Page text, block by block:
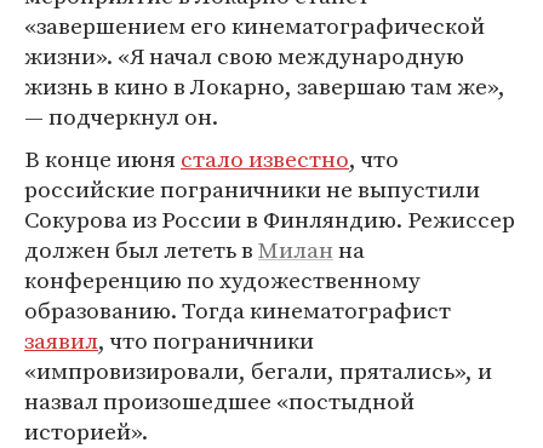
«завершением его кинематографической
жизни». «Я начал свою международную
жизнь в кино в Локарно, завершаю там же»,
— подчеркнул он.
В конце июнястало известно, что
российские пограничники не выпустили
Сокурова из России в Финляндию. Режиссер
должен был лететь вМиланна
конференцию по художественному
образованию. Тогда кинематографист
заявил, что пограничники
«импровизировали, бегали, прятались», и
назвал произошедшее «постыдной
историей».